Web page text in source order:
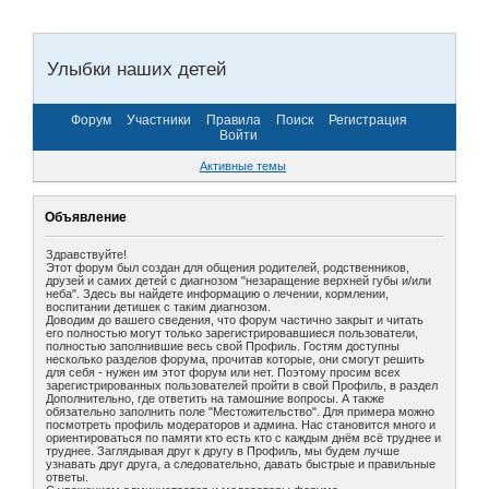
Улыбки наших детей
Форум Участники Правила Поиск
Регистрация
Войти
Активные темы
Объявление
Здравствуйте!
Этот форум был создан для общения родителей, родственников,
друзей и самих детей с диагнозом "незаращение верхней губы и/или
неба". Здесь вы найдете информацию о лечении, кормлении,
воспитании детишек с таким диагнозом.
Доводим до вашего сведения, что форум частично закрыт и читать
его полностью могут только зарегистрировавшиеся пользователи,
полностью заполнившие весь свой Профиль. Гостям доступны
несколько разделов форума, прочитав которые, они смогут решить
для себя - нужен им этот форум или нет. Поэтому просим всех
зарегистрированных пользователей пройти в свой Профиль, в раздел
Дополнительно, где ответить на тамошние вопросы. А также
обязательно заполнить поле "Местожительство". Для примера можно
посмотреть профиль модераторов и админа. Нас становится много и
ориентироваться по памяти кто есть кто с каждым днём всё труднее и
труднее. Заглядывая друг к другу в Профиль, мы будем лучше
узнавать друг друга, а следовательно, давать быстрые и правильные
ответы.